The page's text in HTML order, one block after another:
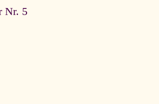
Nr. 5